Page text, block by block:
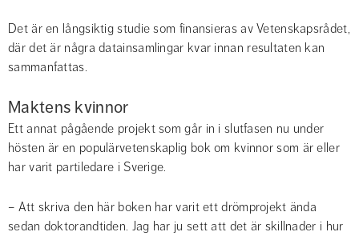
Det är en långsiktig studie som finansieras av Vetenskapsrådet,
där det är några datainsamlingar kvar innan resultaten kan
sammanfattas.
Maktens kvinnor
Ett annat pågående projekt som går in i slutfasen nu under
hösten är en populärvetenskaplig bok om kvinnor som är eller
har varit partiledare i Sverige.
– Att skriva den här boken har varit ett drömprojekt ända
sedan doktorandtiden. Jag har ju sett att det är skillnader i hur